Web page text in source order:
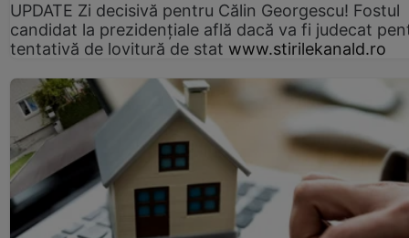
UPDATE Zi decisivă pentru Călin Georgescu! Fostul
candidat la prezidențiale află dacă va fi judecat
tentativă de lovitură de stat www.stirilekanald.ro